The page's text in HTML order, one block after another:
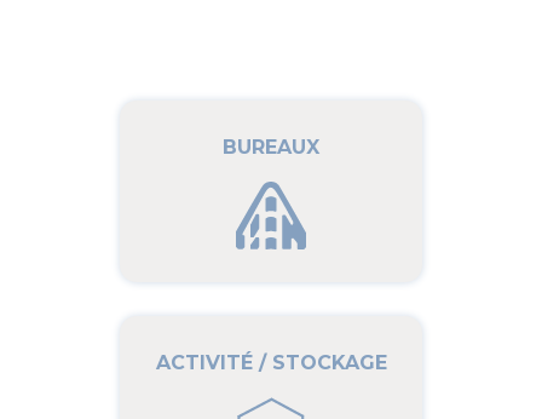
BUREAUX
ACTIVITÉ / STOCKAGE